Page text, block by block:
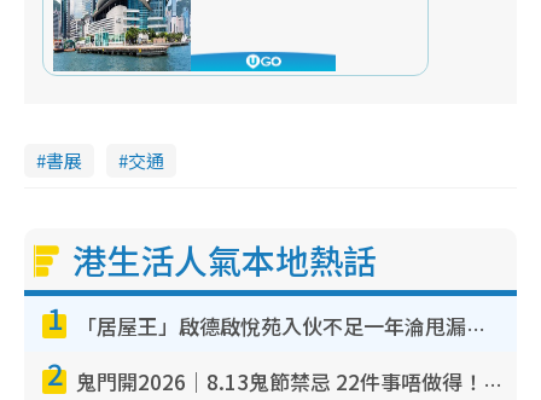
書展 交通
港生活人氣本地熱話
1 「居屋王」啟德啟悅苑入伙不足一年淪甩漏之王！插頭噴火花致大停電 多戶業主全屋家電報銷
2 鬼門開2026｜8.13鬼節禁忌 22件事唔做得！燒肉、刺身要少食？半夜勿吹口哨/打呢個電話